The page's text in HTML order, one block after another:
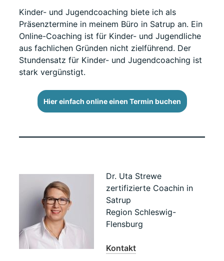
Kinder- und Jugendcoaching biete ich als
Präsenztermine in meinem Büro in Satrup an. Ein
Online-Coaching ist für Kinder- und Jugendliche
aus fachlichen Gründen nicht zielführend. Der
Stundensatz für Kinder- und Jugendcoaching ist
stark vergünstigt.
Hier einfach online einen Termin buchen
Dr. Uta Strewe
zertifizierte Coachin in
Satrup
Region Schleswig-
Flensburg
Kontakt